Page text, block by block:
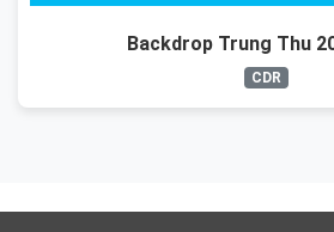
Backdrop Trung Thu
CDR